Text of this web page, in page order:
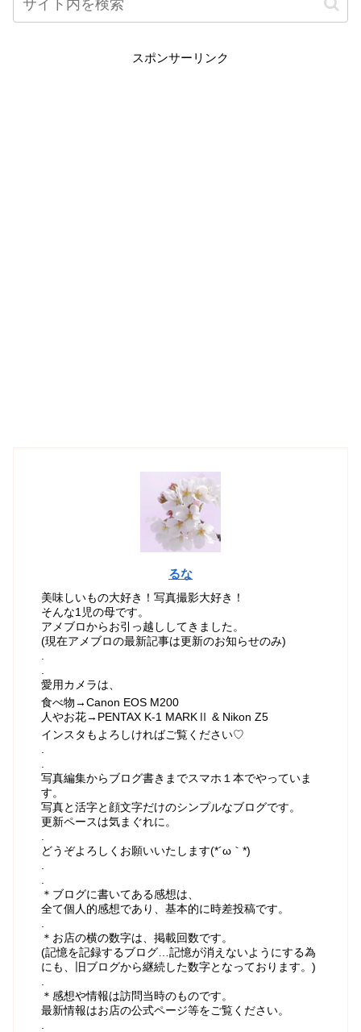
スポンサーリンク
るな
美味しいもの大好き！写真撮影大好き！
そんな1児の母です。
アメブロからお引っ越ししてきました。
(現在アメブロの最新記事は更新のお知らせのみ)
愛用カメラは、
食べ物→Canon EOS M200
人やお花→PENTAX K-1 MARKⅡ & Nikon Z5
インスタもよろしければご覧ください♡
写真編集からブログ書きまでスマホ１本でやっていま
す。
写真と活字と顔文字だけのシンプルなブログです。
更新ペースは気まぐれに。
どうぞよろしくお願いいたします(*´ω｀*)
＊ブログに書いてある感想は、
全て個人的感想であり、基本的に時差投稿です。
＊お店の横の数字は、掲載回数です。
(記憶を記録するブログ…記憶が消えないようにする為
にも、旧ブログから継続した数字となっております。)
＊感想や情報は訪問当時のものです。
最新情報はお店の公式ページ等をご覧ください。